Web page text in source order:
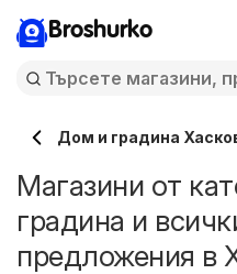
Broshurko
Дом и градина
Магазини от
градина и
предложения в